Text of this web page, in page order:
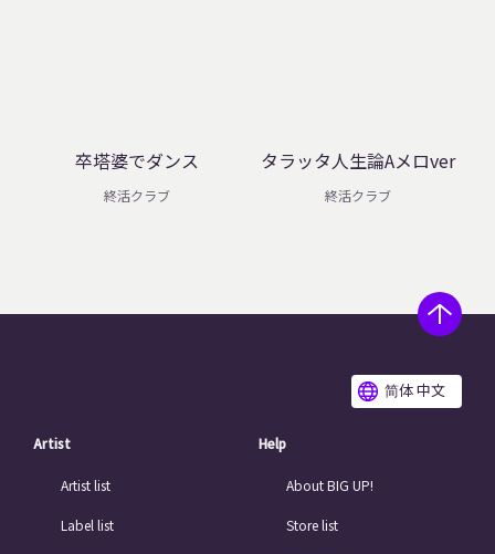
卒塔婆でダンス
終活クラブ
タラッタ人生論Aメロver
終活クラブ
简体 中文
Artist
Artist list
Label list
Help
About BIG UP!
Store list